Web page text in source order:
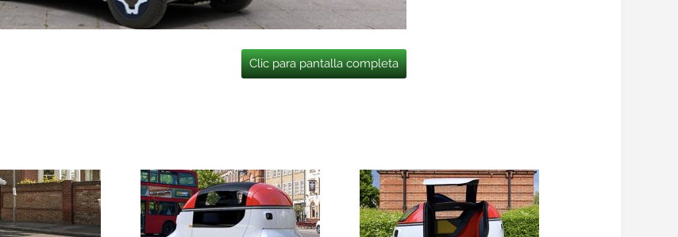
Clic para pantalla completa